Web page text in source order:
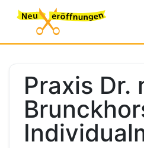
Praxis Dr.